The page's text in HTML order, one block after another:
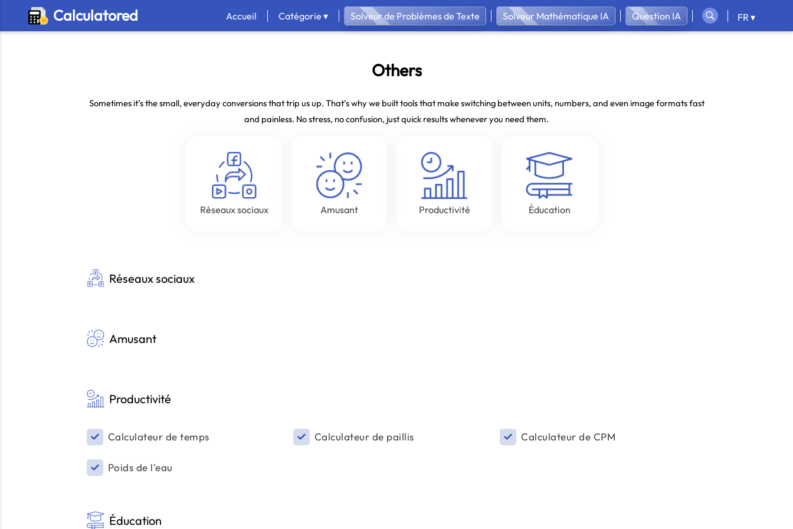
Calculatored Accueil Catégorie ▾ Solveur de Problèmes de Texte Solveur Mathématique IA Question IA FR ▾
Others
Sometimes it’s the small, everyday conversions that trip us up. That’s why we built tools that make switching between units, numbers, and even image formats fast
and painless. No stress, no confusion, just quick results whenever you need them.
Réseaux sociaux Amusant Productivité Éducation
Réseaux sociaux
Amusant
Productivité
Calculateur de temps Calculateur de paillis Calculateur de CPM
Poids de l'eau
Éducation